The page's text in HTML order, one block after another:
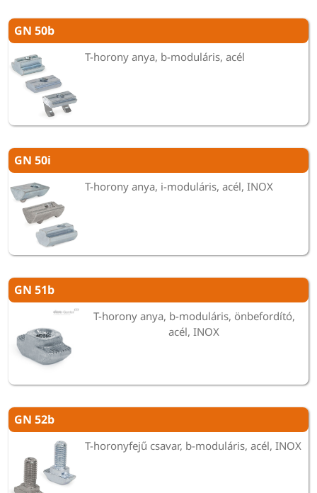
GN 50b
T-horony anya, b-moduláris, acél
GN 50i
T-horony anya, i-moduláris, acél, INOX
GN 51b
T-horony anya, b-moduláris, önbefordító,
acél, INOX
GN 52b
T-horonyfejű csavar, b-moduláris, acél, INOX